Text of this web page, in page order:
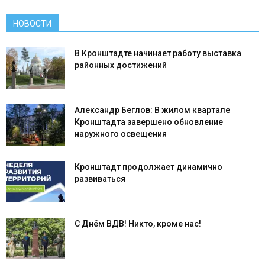
НОВОСТИ
В Кронштадте начинает работу выставка
районных достижений
Александр Беглов: В жилом квартале
Кронштадта завершено обновление
наружного освещения
Кронштадт продолжает динамично
развиваться
С Днём ВДВ! Никто, кроме нас!